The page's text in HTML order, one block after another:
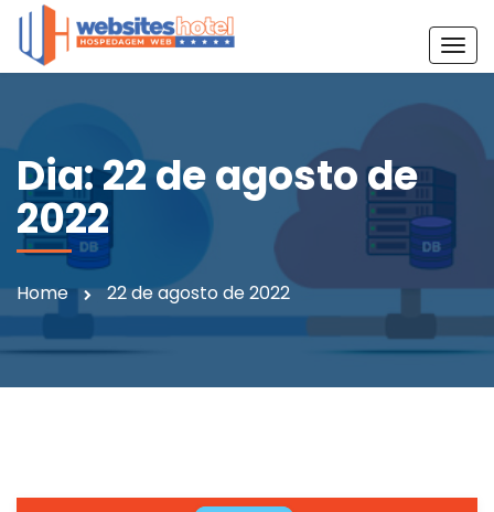
T
o
v
i
g
a
i
Dia:22 de agosto de
2022
Home 22 de agosto de 2022